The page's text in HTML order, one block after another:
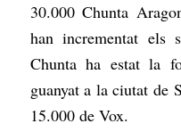
30.000 Chunta
han incrementat els
Chunta ha estat la
guanyat a la ciutat de
15.000 de Vox.